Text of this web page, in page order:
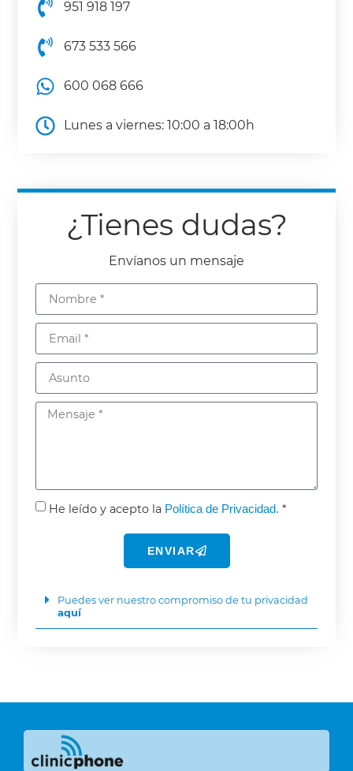
951 918 197
673 533 566
600 068 666
Lunes a viernes: 10:00 a 18:00h
¿Tienes dudas?
Envíanos un mensaje
He leído y acepto la Política de Privacidad. *
ENVIAR
Puedes ver nuestro compromiso de tu privacidad
aquí